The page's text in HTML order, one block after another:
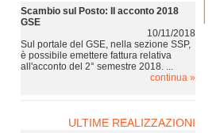
Scambio sul Posto: II acconto 2018
GSE
10/11/2018
Sul portale del GSE, nella sezione SSP,
è possibile emettere fattura relativa
all'acconto del 2° semestre 2018. ...
continua »
ULTIME REALIZZAZIONI